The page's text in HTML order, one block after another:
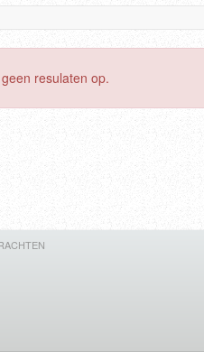
resulaten op.